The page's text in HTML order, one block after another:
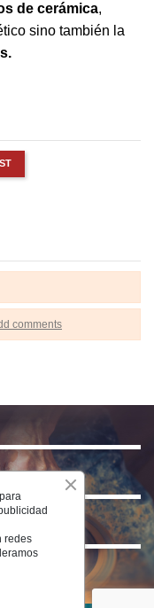
de cerámica,
sino también la
comments
redes